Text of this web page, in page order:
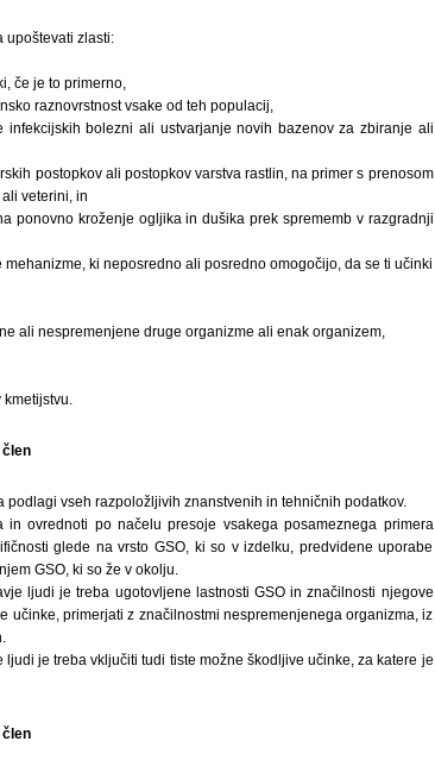
upoštevati zlasti:
če je to primerno,
raznovrstnost vsake od teh populacij,
bolezni ali ustvarjanje novih bazenov za zbiranje ali
postopkov ali postopkov varstva rastlin, na primer s prenosom
veterini, in
ponovno kroženje ogljika in dušika prek sprememb v razgradnji
ki neposredno ali posredno omogočijo, da se ti učinki
ali nespremenjene druge organizme ali enak organizem,
člen
vseh razpoložljivih znanstvenih in tehničnih podatkov.
ovrednoti po načelu presoje vsakega posameznega primera
glede na vrsto GSO, ki so v izdelku, predvidene uporabe
GSO, ki so že v okolju.
ljudi je treba ugotovljene lastnosti GSO in značilnosti njegove
primerjati z značilnostmi nespremenjenega organizma, iz
je treba vključiti tudi tiste možne škodljive učinke, za katere je
člen